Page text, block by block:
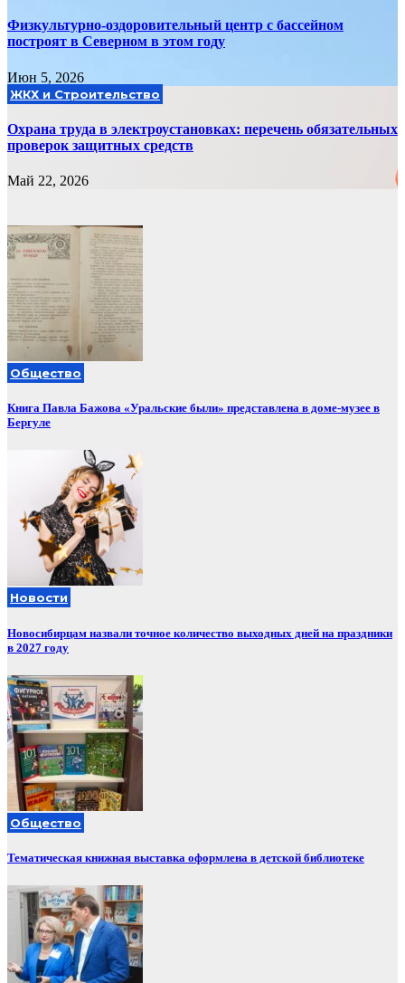
Физкультурно-оздоровительный центр с бассейном
построят в Северном в этом году
Июн 5, 2026
ЖКХ и Строительство
Охрана труда в электроустановках: перечень обязательных
проверок защитных средств
Май 22, 2026
Общество
Книга Павла Бажова «Уральские были» представлена в доме-музее в
Бергуле
Новости
Новосибирцам назвали точное количество выходных дней на праздники
в 2027 году
Общество
Тематическая книжная выставка оформлена в детской библиотеке